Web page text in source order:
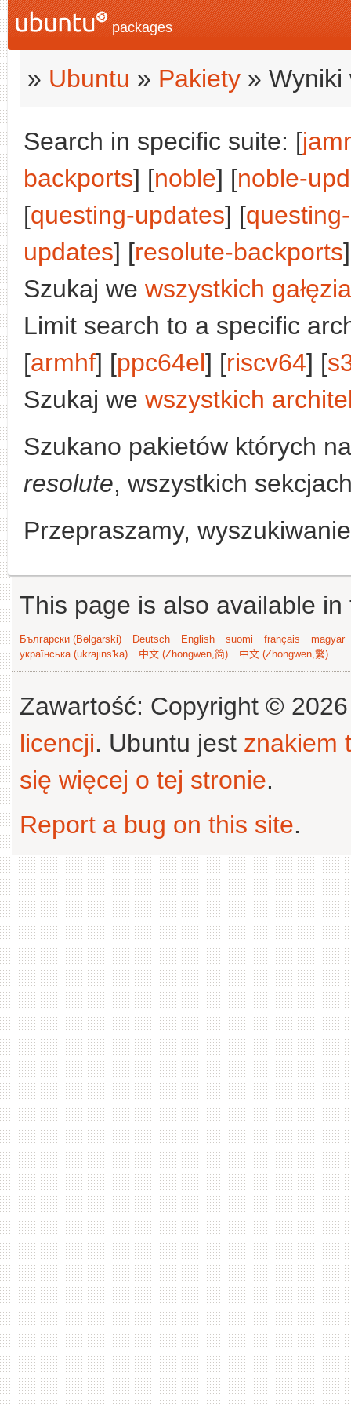
packages
» Ubuntu » Pakiety » Wyniki
Search in specific suite: [
backports] [noble] [noble-
[questing-updates] [
updates] [resolute-backports
Szukaj we wszystkich
Limit search to a specific
[armhf] [ppc64el] [riscv64] [
Szukaj we wszystkich
Szukano pakietów których
resolute, wszystkich
Przepraszamy,
This page is also available
Български (Bəlgarski) Deutsch English suomi français
magyar
українська (ukrajins'ka)
中文 (Zhongwen,简) 中文 (Zhongwen,繁)
Zawartość: Copyright ©
licencji. Ubuntu jest znakiem
się więcej o tej stronie.
Report a bug on this site.